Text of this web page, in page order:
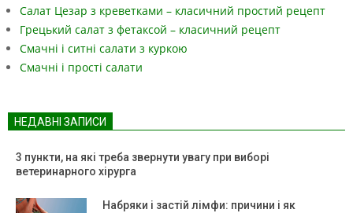
Салат Цезар з креветками – класичний простий рецепт
Грецький салат з фетаксой – класичний рецепт
Смачні і ситні салати з куркою
Смачні і прості салати
НЕДАВНІ ЗАПИСИ
3 пункти, на які треба звернути увагу при виборі
ветеринарного хірурга
Набряки і застій лімфи: причини і як